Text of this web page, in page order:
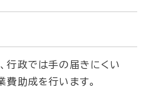
行政では手の届きにくい
助成を行います。